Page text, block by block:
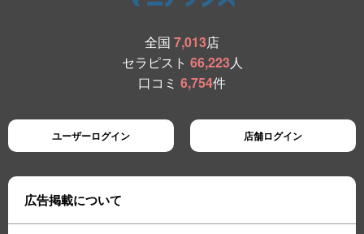
全国 7,013店
セラピスト 66,223人
口コミ 6,754件
ユーザーログイン 店舗ログイン
広告掲載について